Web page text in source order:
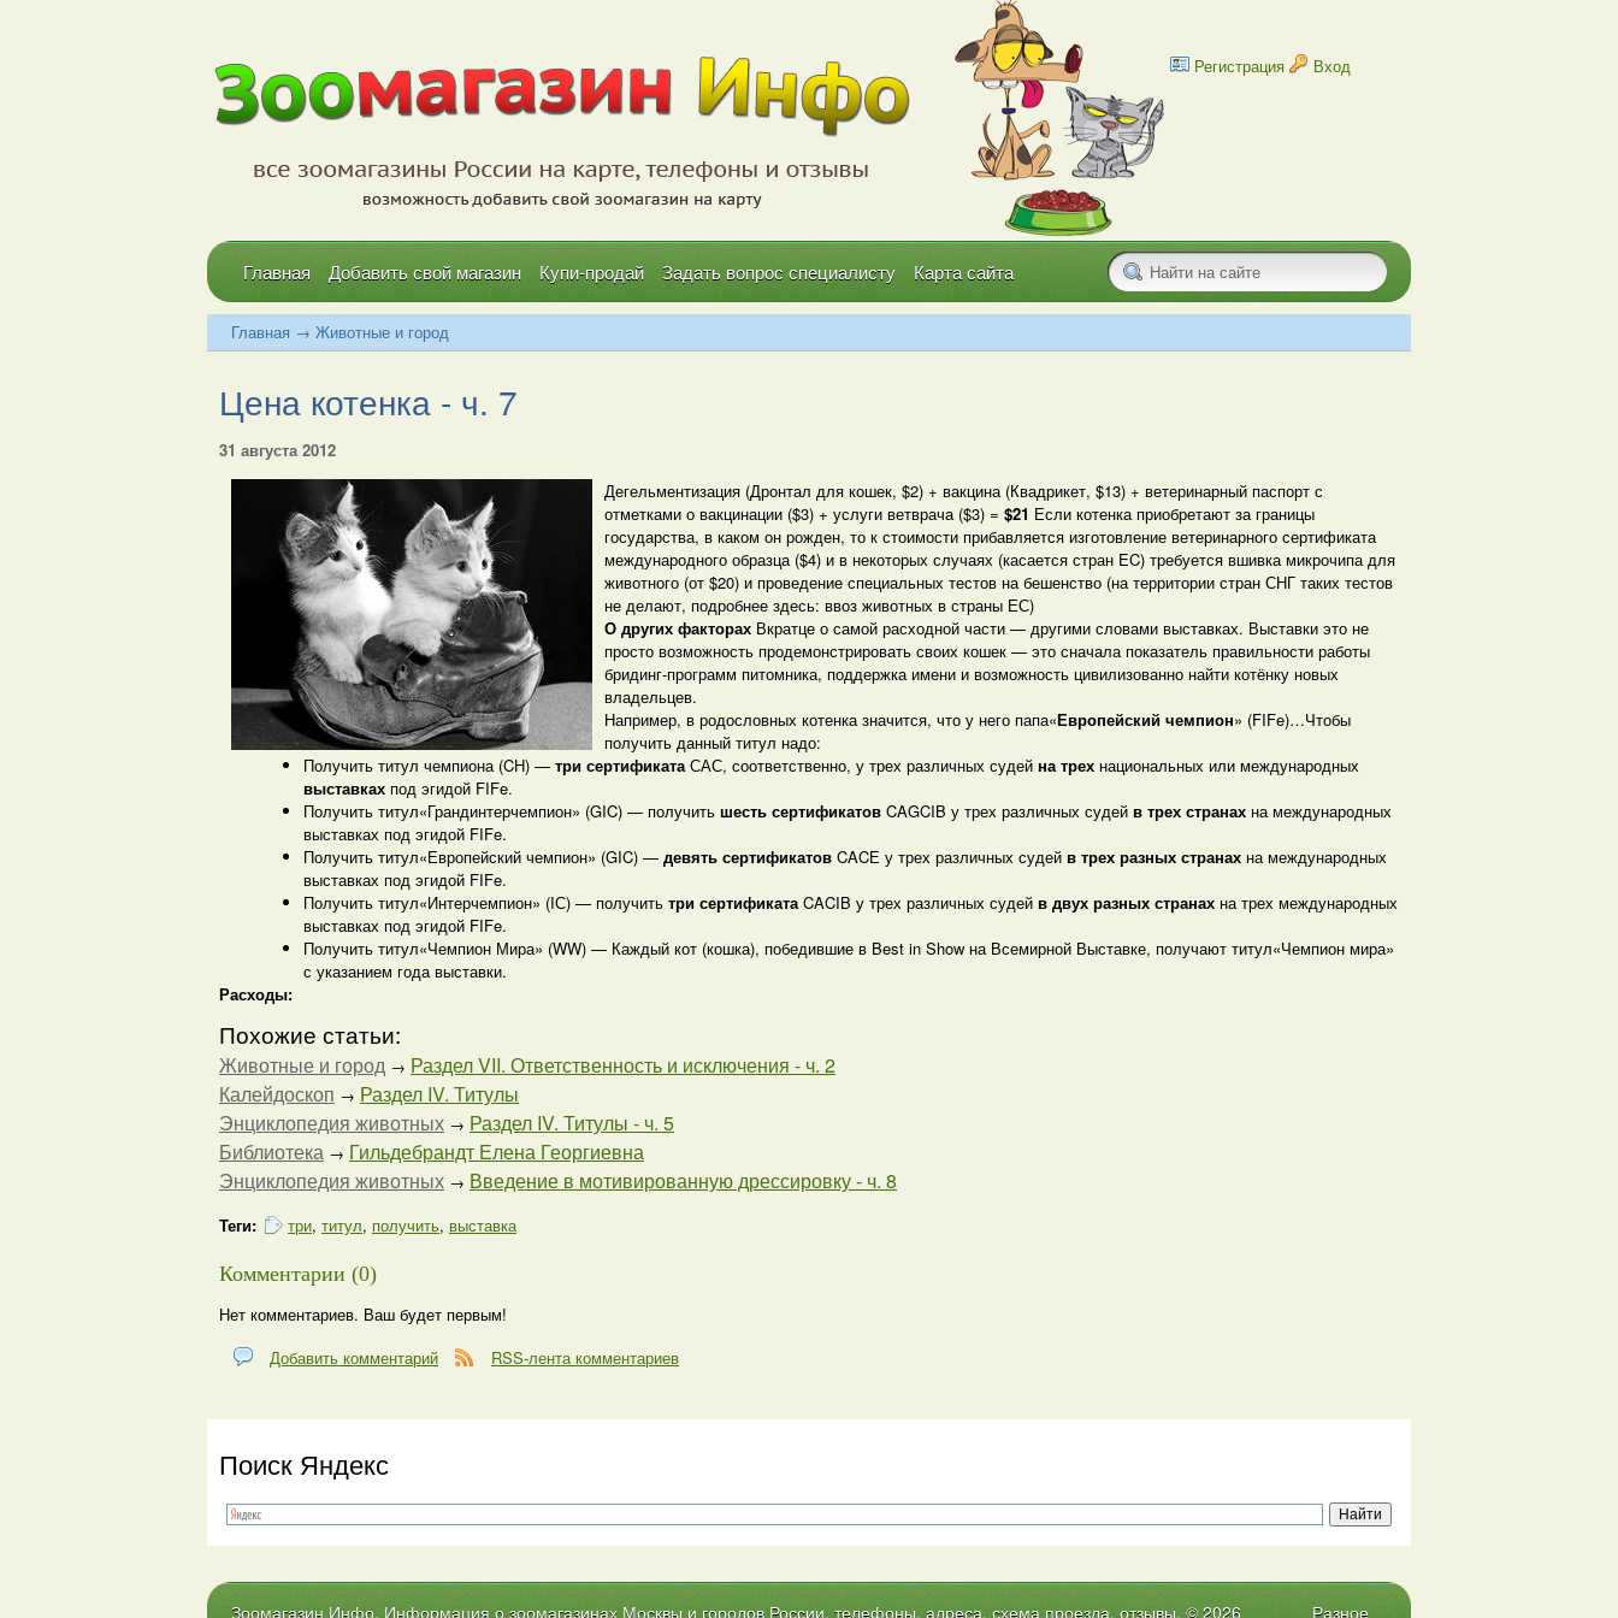
Регистрация Вход
Главная Добавить свой магазин Купи-продай Задать вопрос специалисту Карта сайта
Главная → Животные и город
Цена котенка - ч. 7
31 августа 2012
Дегельментизация (Дронтал для кошек, $2) + вакцина (Квадрикет, $13) + ветеринарный паспорт с
отметками о вакцинации ($3) + услуги ветврача ($3) = $21 Если котенка приобретают за границы
государства, в каком он рожден, то к стоимости прибавляется изготовление ветеринарного сертификата
международного образца ($4) и в некоторых случаях (касается стран EC) требуется вшивка микрочипа для
животного (от $20) и проведение специальных тестов на бешенство (на территории стран СНГ таких тестов
не делают, подробнее здесь: ввоз животных в страны ЕС)
О других факторах Вкратце о самой расходной части — другими словами выставках. Выставки это не
просто возможность продемонстрировать своих кошек — это сначала показатель правильности работы
бридинг-программ питомника, поддержка имени и возможность цивилизованно найти котёнку новых
владельцев.
Например, в родословных котенка значится, что у него папа«Европейский чемпион» (FIFe)…Чтобы
получить данный титул надо:
Получить титул чемпиона (CH) — три сертификатаСАС, соответственно, у трех различных судей на трех национальных или международных
выставках под эгидой FIFe.
Получить титул«Грандинтерчемпион» (GIC) — получить шесть сертификатов CAGCIB у трех различных судей в трех странах на международных
выставках под эгидой FIFe.
Получить титул«Европейский чемпион» (GIC) — девять сертификатов CACЕ у трех различных судей в трех разных странах на международных
выставках под эгидой FIFe.
Получить титул«Интерчемпион» (IС) — получить три сертификатаCACIB у трех различных судей в двух разных странах на трех международных
выставках под эгидой FIFe.
Получить титул«Чемпион Мира» (WW) — Каждый кот (кошка), победившие в Best in Show на Всемирной Выставке, получают титул«Чемпион мира»
с указанием года выставки.
Расходы:
Похожие статьи:
Животные и город → Раздел VII. Ответственность и исключения - ч. 2
Калейдоскоп → Раздел IV. Титулы
Энциклопедия животных → Раздел IV. Титулы - ч. 5
Библиотека → Гильдебрандт Елена Георгиевна
Энциклопедия животных → Введение в мотивированную дрессировку - ч. 8
Теги: три, титул, получить, выставка
Комментарии (0)
Нет комментариев. Ваш будет первым!
Добавить комментарий
RSS-лента комментариев
Поиск Яндекс
Зоомагазин Инфо. Информация о зоомагазинах Москвы и городов России, телефоны, адреса, схема проезда, отзывы. © 2026 Разное